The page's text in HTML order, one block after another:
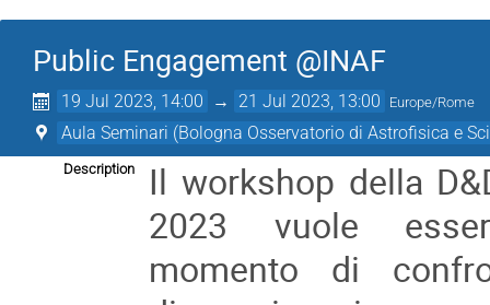
Public Engagement @INAF
19 Jul 2023, 14:00 → 21 Jul 2023, 13:00 Europe/Rome
Aula Seminari (Bologna Osservatorio di Astrofisica e
Description
Il workshop della
2023 vuole
momento di